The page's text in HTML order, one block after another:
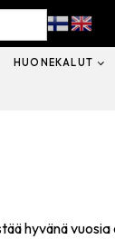
HUONEKALUT
hyvänä vuosia